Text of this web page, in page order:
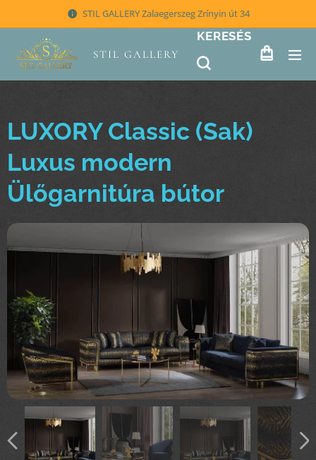
STIL GALLERY Zalaegerszeg Zrínyin út 34
STIL GALLERY
KERESÉS
LUXORY Classic (Sak)
Luxus modern
Ülőgarnitúra bútor